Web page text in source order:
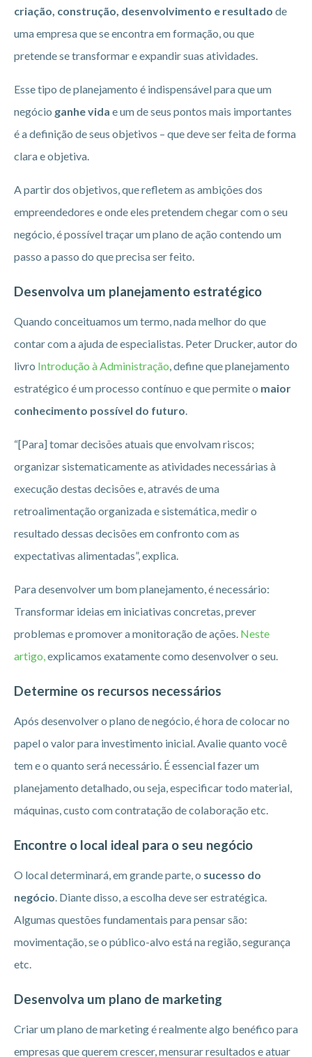
criação, construção, desenvolvimento e resultado de
uma empresa que se encontra em formação, ou que
pretende se transformar e expandir suas atividades.
Esse tipo de planejamento é indispensável para que um
negócio ganhe vida e um de seus pontos mais importantes
é a definição de seus objetivos – que deve ser feita de forma
clara e objetiva.
A partir dos objetivos, que refletem as ambições dos
empreendedores e onde eles pretendem chegar com o seu
negócio, é possível traçar um plano de ação contendo um
passo a passo do que precisa ser feito.
Desenvolva um planejamento estratégico
Quando conceituamos um termo, nada melhor do que
contar com a ajuda de especialistas. Peter Drucker, autor do
livro Introdução à Administração , define que planejamento
estratégico é um processo contínuo e que permite o maior
conhecimento possível do futuro
“[Para] tomar decisões atuais que envolvam riscos;
organizar sistematicamente as atividades necessárias à
execução destas decisões e, através de uma
retroalimentação organizada e sistemática, medir o
resultado dessas decisões em confronto com as
expectativas alimentadas”, explica.
Para desenvolver um bom planejamento, é necessário:
Transformar ideias em iniciativas concretas, prever
problemas e promover a monitoração de ações. Neste
artigo, explicamos exatamente como desenvolver o seu.
Determine os recursos necessários
Após desenvolver o plano de negócio, é hora de colocar no
papel o valor para investimento inicial. Avalie quanto você
tem e o quanto será necessário. É essencial fazer um
planejamento detalhado, ou seja, especificar todo material,
máquinas, custo com contratação de colaboração etc.
Encontre o local ideal para o seu negócio
O local determinará, em grande parte, o sucesso do
negócio . Diante disso, a escolha deve ser estratégica.
Algumas questões fundamentais para pensar são:
movimentação, se o público-alvo está na região, segurança
etc.
Desenvolva um plano de marketing
Criar um plano de marketing é realmente algo benéfico para
empresas que querem crescer, mensurar resultados e atuar